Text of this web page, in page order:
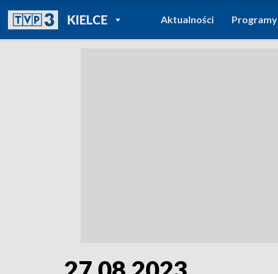
KIELCEPOWRÓT DO
TVP REGIONY
Aktualności Programy